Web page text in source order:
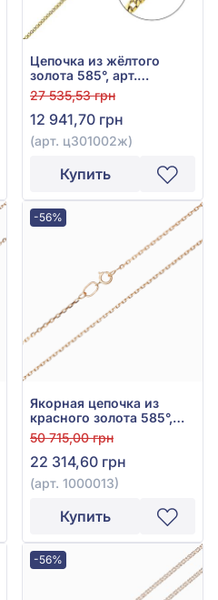
Цепочка из жёлтого
золота 585°, арт.
ц301002ж
27 535,53 грн
12 941,70 грн
(арт. ц301002ж)
Купить
-56%
Якорная цепочка из
красного золота 585°,
без вставки, арт. 1000013
50 715,00 грн
22 314,60 грн
(арт. 1000013)
Купить
-56%